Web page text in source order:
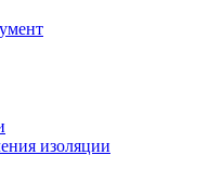
изоляции